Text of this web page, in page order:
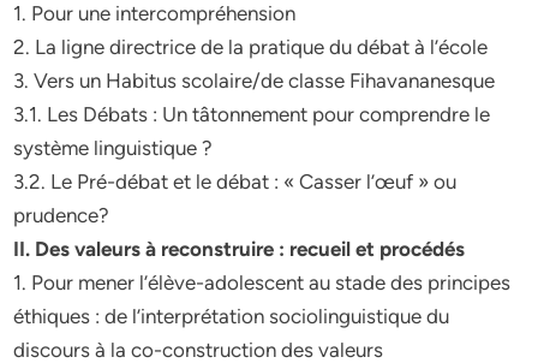
1. Pour une intercompréhension
2. La ligne directrice de la pratique du débat à l’école
3. Vers un Habitus scolaire/de classe Fihavananesque
3.1. Les Débats : Un tâtonnement pour comprendre le
système linguistique ?
3.2. Le Pré-débat et le débat : « Casser l’œuf » ou
prudence?
II. Des valeurs à reconstruire : recueil et procédés
1. Pour mener l’élève-adolescent au stade des principes
éthiques : de l’interprétation sociolinguistique du
discours à la co-construction des valeurs